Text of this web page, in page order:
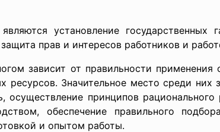
установление
прав и интересов работников и
зависит от правильности
ресурсов. Значительное место среди них
осуществление принципов
обеспечение правильного
и опытом работы.